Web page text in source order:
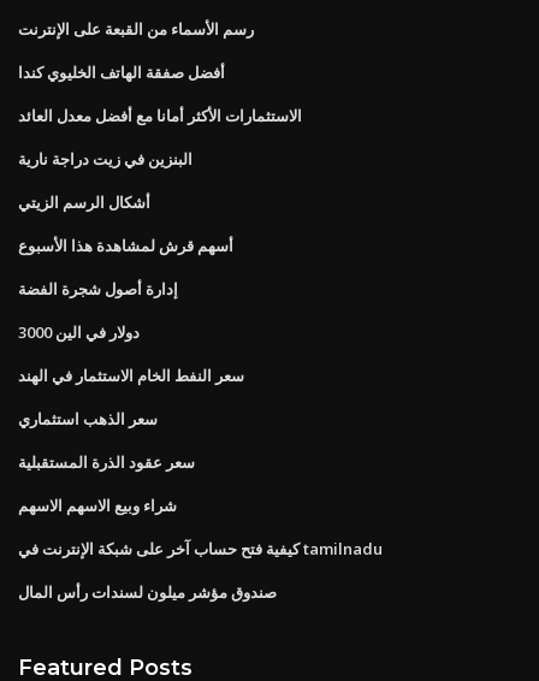
رسم الأسماء من القبعة على الإنترنت
أفضل صفقة الهاتف الخليوي كندا
الاستثمارات الأكثر أمانا مع أفضل معدل العائد
البنزين في زيت دراجة نارية
أشكال الرسم الزيتي
أسهم قرش لمشاهدة هذا الأسبوع
إدارة أصول شجرة الفضة
3000 دولار في الين
سعر النفط الخام الاستثمار في الهند
سعر الذهب استثماري
سعر عقود الذرة المستقبلية
شراء وبيع الاسهم الاسهم
كيفية فتح حساب آخر على شبكة الإنترنت في tamilnadu
صندوق مؤشر ميلون لسندات رأس المال
Featured Posts